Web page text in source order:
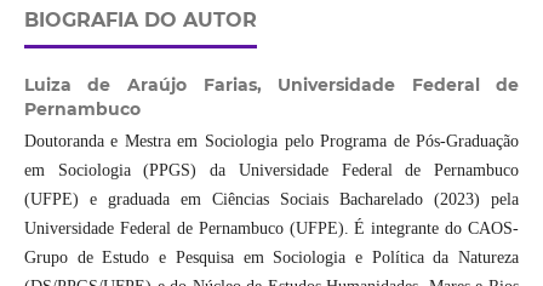
BIOGRAFIA DO AUTOR
Luiza de Araújo Farias, Universidade Federal de
Pernambuco
Doutoranda e Mestra em Sociologia pelo Programa de Pós-Graduação
em Sociologia (PPGS) da Universidade Federal de Pernambuco
(UFPE) e graduada em Ciências Sociais Bacharelado (2023) pela
Universidade Federal de Pernambuco (UFPE). É integrante do CAOS-
Grupo de Estudo e Pesquisa em Sociologia e Política da Natureza